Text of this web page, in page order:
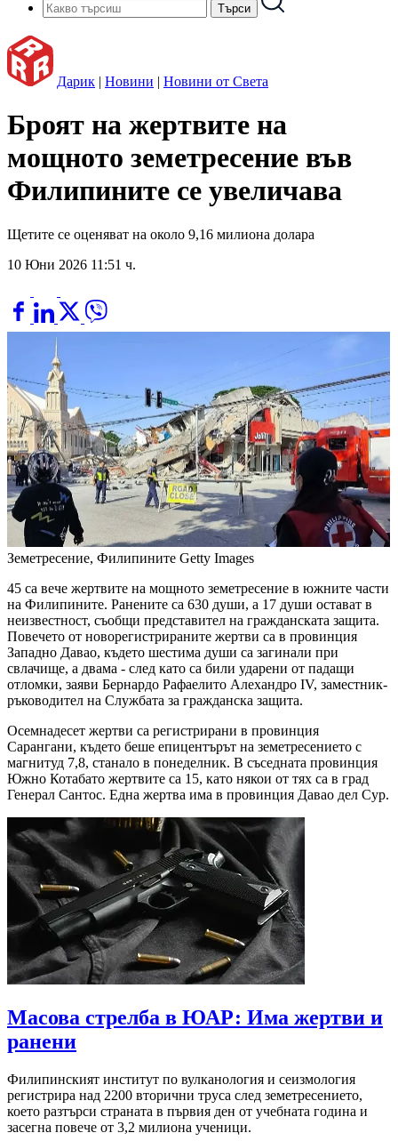
Дарик | Новини | Новини от Света
Броят на жертвите на
мощното земетресение във
Филипините се увеличава
Щетите се оценяват на около 9,16 милиона долара
10 Юни 2026 11:51 ч.
Земетресение, Филипините Getty Images
45 са вече жертвите на мощното земетресение в южните части
на Филипините. Ранените са 630 души, а 17 души остават в
неизвестност, съобщи представител на гражданската защита.
Повечето от новорегистрираните жертви са в провинция
Западно Давао, където шестима души са загинали при
свлачище, а двама - след като са били ударени от падащи
отломки, заяви Бернардо Рафаелито Алехандро IV, заместник-
ръководител на Службата за гражданска защита.
Осемнадесет жертви са регистрирани в провинция
Сарангани, където беше епицентърът на земетресението с
магнитуд 7,8, станало в понеделник. В съседната провинция
Южно Котабато жертвите са 15, като някои от тях са в град
Генерал Сантос. Една жертва има в провинция Давао дел Сур.
Масова стрелба в ЮАР: Има жертви и
ранени
Филипинският институт по вулканология и сеизмология
регистрира над 2200 вторични труса след земетресението,
което разтърси страната в първия ден от учебната година и
засегна повече от 3,2 милиона ученици.